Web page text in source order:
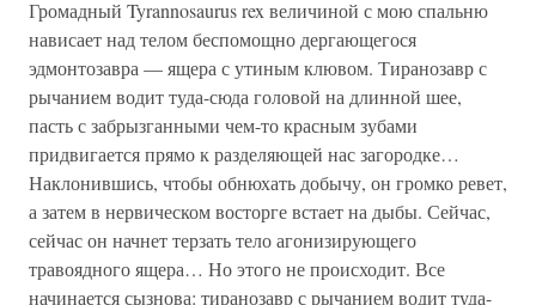
Громадный Tyrannosaurus rex величиной с мою спальню
нависает над телом беспомощно дергающегося
эдмонтозавра — ящера с утиным клювом. Тиранозавр с
рычанием водит туда-сюда головой на длинной шее,
пасть с забрызганными чем-то красным зубами
придвигается прямо к разделяющей нас загородке…
Наклонившись, чтобы обнюхать добычу, он громко ревет,
а затем в нервическом восторге встает на дыбы. Сейчас,
сейчас он начнет терзать тело агонизирующего
травоядного ящера… Но этого не происходит. Все
начинается сызнова: тиранозавр с рычанием водит туда-